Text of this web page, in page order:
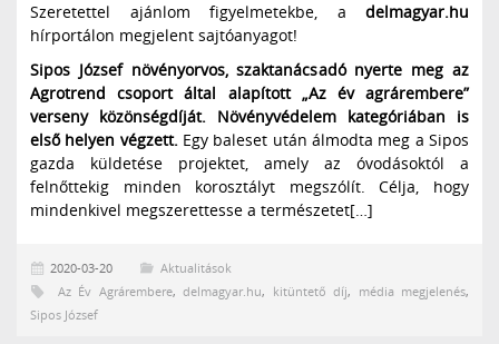
Szeretettel ajánlom figyelmetekbe, a delmagyar.hu
hírportálon megjelent sajtóanyagot!
Sipos József növényorvos, szaktanácsadó nyerte meg az
Agrotrend csoport által alapított „Az év agrár­embere”
verseny közönségdíját. Növényvédelem kategóriában is
első helyen végzett.Egy baleset után álmodta meg a Sipos
gazda küldetése projektet, amely az óvodásoktól a
felnőttekig minden korosztályt megszólít. Célja, hogy
mindenkivel megszerettesse a természetet[…]
2020-03-20
Aktualitások
Az Év Agrárembere,delmagyar.hu, kitüntető díj, média megjelenés,
Sipos József